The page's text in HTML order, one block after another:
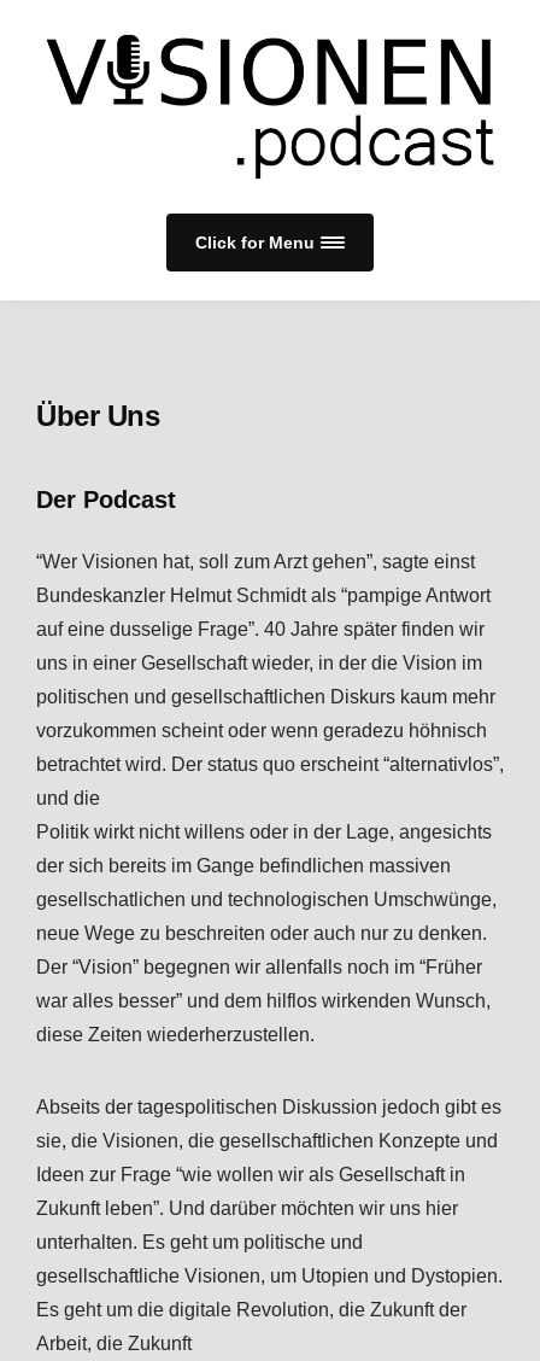
Click for Menu
Über Uns
Der Podcast
“Wer Visionen hat, soll zum Arzt gehen”, sagte einst
Bundeskanzler Helmut Schmidt als “pampige Antwort
auf eine dusselige Frage”. 40 Jahre später finden wir
uns in einer Gesellschaft wieder, in der die Vision im
politischen und gesellschaftlichen Diskurs kaum mehr
vorzukommen scheint oder wenn geradezu höhnisch
betrachtet wird. Der status quo erscheint “alternativlos”,
und die
Politik wirkt nicht willens oder in der Lage, angesichts
der sich bereits im Gange befindlichen massiven
gesellschatlichen und technologischen Umschwünge,
neue Wege zu beschreiten oder auch nur zu denken.
Der “Vision” begegnen wir allenfalls noch im “Früher
war alles besser” und dem hilflos wirkenden Wunsch,
diese Zeiten wiederherzustellen.
Abseits der tagespolitischen Diskussion jedoch gibt es
sie, die Visionen, die gesellschaftlichen Konzepte und
Ideen zur Frage “wie wollen wir als Gesellschaft in
Zukunft leben”. Und darüber möchten wir uns hier
unterhalten. Es geht um politische und
gesellschaftliche Visionen, um Utopien und Dystopien.
Es geht um die digitale Revolution, die Zukunft der
Arbeit, die Zukunft